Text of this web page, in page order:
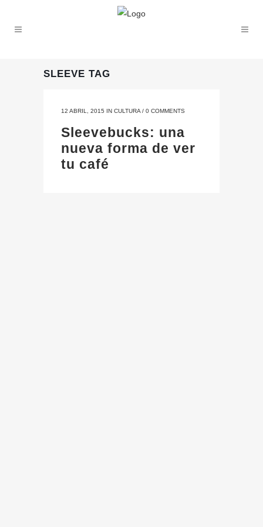
SLEEVE TAG
12 ABRIL, 2015 IN CULTURA / 0 COMMENTS
Sleevebucks: una
nueva forma de ver
tu café